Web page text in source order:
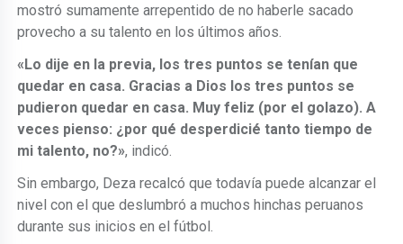
mostró sumamente arrepentido de no haberle sacado
provecho a su talento en los últimos años.
«Lo dije en la previa, los tres puntos se tenían que
quedar en casa. Gracias a Dios los tres puntos se
pudieron quedar en casa. Muy feliz (por el golazo). A
veces pienso: ¿por qué desperdicié tanto tiempo de
mi talento, no?», indicó.
Sin embargo, Deza recalcó que todavía puede alcanzar el
nivel con el que deslumbró a muchos hinchas peruanos
durante sus inicios en el fútbol.